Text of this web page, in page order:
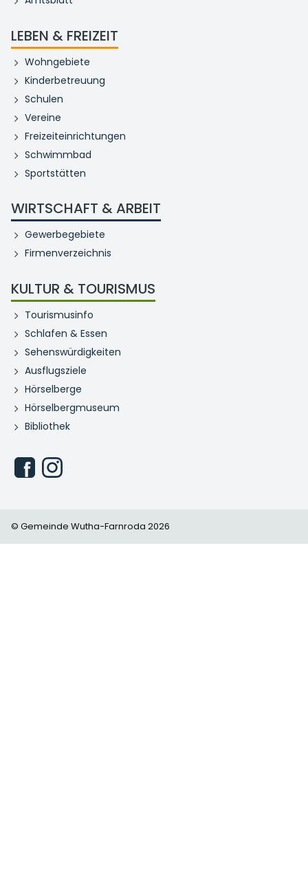
LEBEN & FREIZEIT
Wohngebiete
Kinderbetreuung
Schulen
Vereine
Freizeiteinrichtungen
Schwimmbad
Sportstätten
WIRTSCHAFT & ARBEIT
Gewerbegebiete
Firmenverzeichnis
KULTUR & TOURISMUS
Tourismusinfo
Schlafen & Essen
Sehenswürdigkeiten
Ausflugsziele
Hörselberge
Hörselbergmuseum
Bibliothek
© Gemeinde Wutha-Farnroda 2026